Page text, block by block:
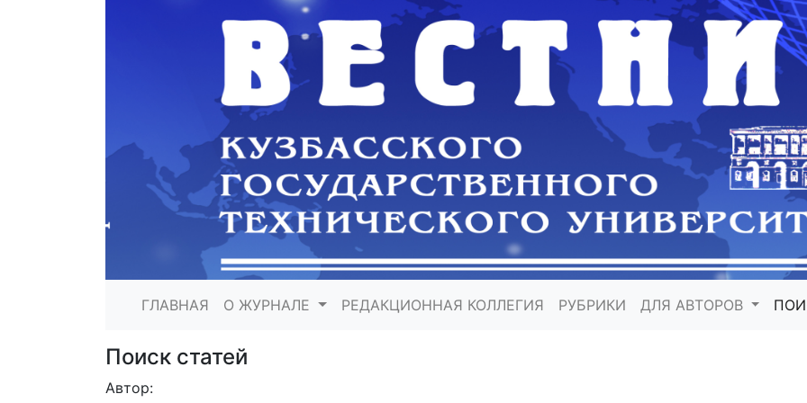
ГЛАВНАЯ О ЖУРНАЛЕ РЕДАКЦИОННАЯ КОЛЛЕГИЯ РУБРИКИ ДЛЯ АВТОРОВ
Поиск статей
Автор: